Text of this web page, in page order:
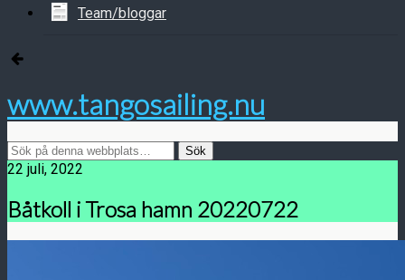
Team/bloggar
www.tangosailing.nu
22 juli, 2022
Båtkoll i Trosa hamn 20220722